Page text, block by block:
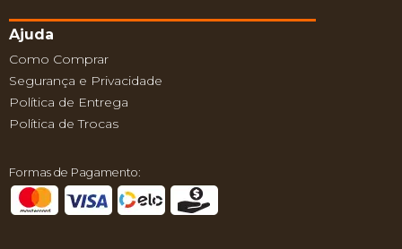
Ajuda
Como Comprar
Segurança e Privacidade
Política de Entrega
Política de Trocas
Formas de Pagamento: